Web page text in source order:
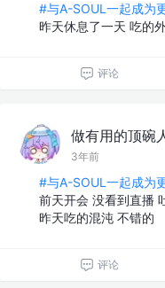
#与A-SOUL一起成为
昨天休息了一天 吃的
评论
做有用的顶碗
3年前
#与A-SOUL一起成为
前天开会 没看到直播
昨天吃的混沌 不错的
评论